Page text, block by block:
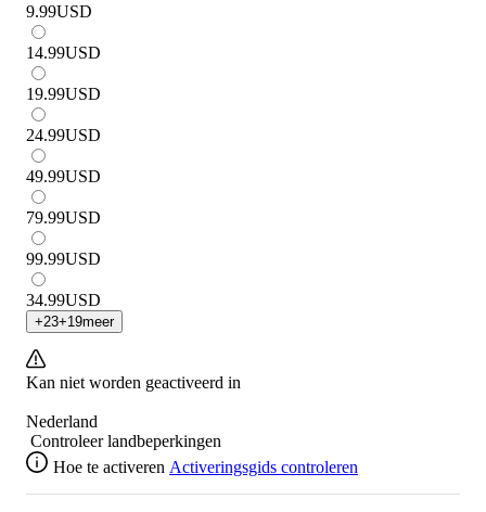
9.99USD
14.99USD
19.99USD
24.99USD
49.99USD
79.99USD
99.99USD
34.99USD
+23+19meer
Kan niet worden geactiveerd in
Nederland
Controleer landbeperkingen
Hoe te activeren Activeringsgids controleren